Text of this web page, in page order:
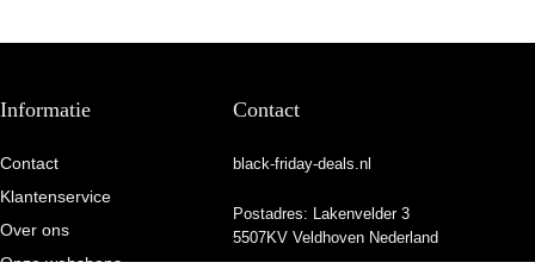
Informatie
Contact
Klantenservice
Over ons
Onze webshops
Contact
black-friday-deals.nl
Postadres: Lakenvelder 3
5507KV Veldhoven Nederland